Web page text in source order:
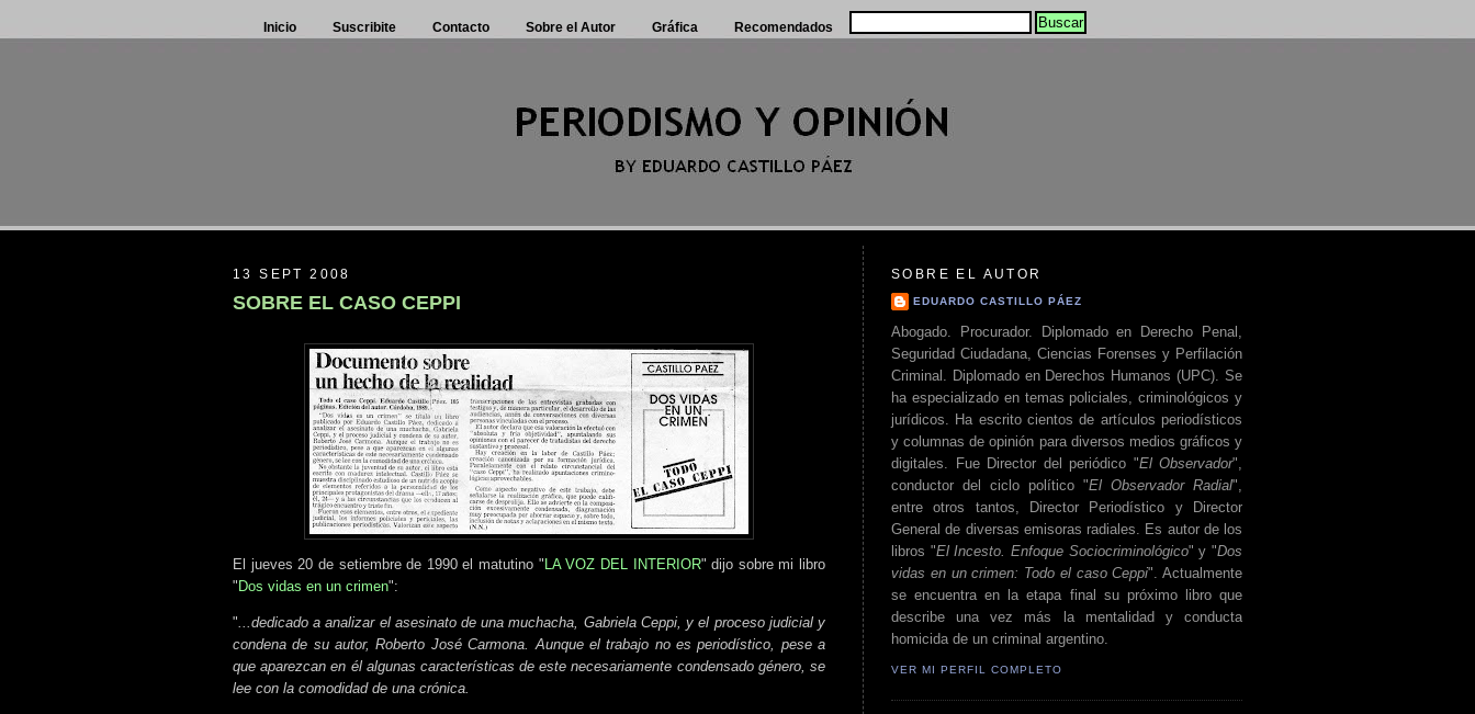
Inicio Suscribite Contacto Sobre el Autor Gráfica Recomendados
13 SEPT 2008
SOBRE EL CASO CEPPI
El jueves 20 de setiembre de 1990 el matutino " LA VOZ DEL INTERIOR" dijo sobre mi libro
" Dos vidas en un crimen":
"...dedicado a analizar el asesinato de una muchacha, Gabriela Ceppi, y el proceso judicial y
condena de su autor, Roberto José Carmona. Aunque el trabajo no es periodístico, pese a
que aparezcan en él algunas características de este necesariamente condensado género, se
lee con la comodidad de una crónica.
SOBRE EL AUTOR
EDUARDO CASTILLO PÁEZ
Abogado. Procurador. Diplomado en Derecho Penal,
Seguridad Ciudadana, Ciencias Forenses y Perfilación
Criminal. Diplomado en Derechos Humanos (UPC). Se
ha especializado en temas policiales, criminológicos y
jurídicos. Ha escrito cientos de artículos periodísticos
y columnas de opinión para diversos medios gráficos y
digitales. Fue Director del periódico "El Observador",
conductor del ciclo político "El Observador Radial",
entre otros tantos, Director Periodístico y Director
General de diversas emisoras radiales. Es autor de los
libros "El Incesto. Enfoque Sociocriminológico" y "Dos
vidas en un crimen: Todo el caso Ceppi". Actualmente
se encuentra en la etapa final su próximo libro que
describe una vez más la mentalidad y conducta
homicida de un criminal argentino.
VER MI PERFIL COMPLETO